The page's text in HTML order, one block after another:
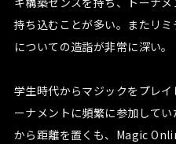
持ち込むことが多い。またリ
についての造詣が非常に深い。
学生時代からマジックをプレ
ーナメントに頻繁に参加して
から距離を置くも、Magic